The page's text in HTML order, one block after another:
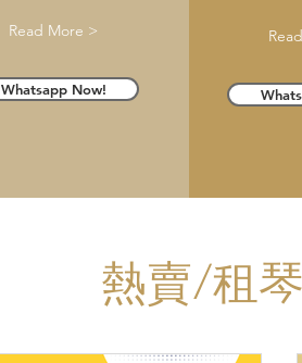
Read More >
Whatsapp Now!
熱賣/租